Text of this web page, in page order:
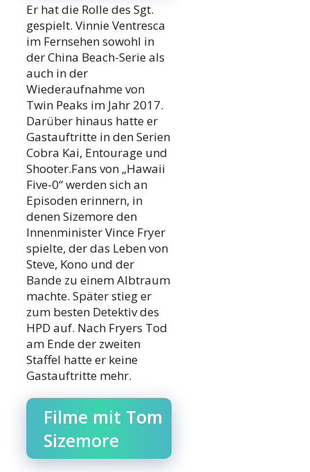
Er hat die Rolle des Sgt.
gespielt. Vinnie Ventresca
im Fernsehen sowohl in
der China Beach-Serie als
auch in der
Wiederaufnahme von
Twin Peaks im Jahr 2017.
Darüber hinaus hatte er
Gastauftritte in den Serien
Cobra Kai, Entourage und
Shooter.Fans von „Hawaii
Five-0“ werden sich an
Episoden erinnern, in
denen Sizemore den
Innenminister Vince Fryer
spielte, der das Leben von
Steve, Kono und der
Bande zu einem Albtraum
machte. Später stieg er
zum besten Detektiv des
HPD auf. Nach Fryers Tod
am Ende der zweiten
Staffel hatte er keine
Gastauftritte mehr.
Filme mit Tom
Sizemore